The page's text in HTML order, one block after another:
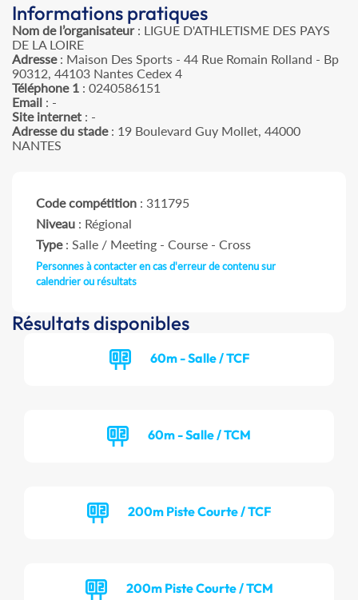
Informations pratiques
Nom de l’organisateur: LIGUE D'ATHLETISME DES PAYS
DE LA LOIRE
Adresse: Maison Des Sports - 44 Rue Romain Rolland - Bp
90312, 44103 Nantes Cedex 4
Téléphone 1 : 0240586151
Email : -
Site internet : -
Adresse du stade: 19 Boulevard Guy Mollet, 44000
NANTES
Code compétition : 311795
Niveau : Régional
Type: Salle / Meeting - Course - Cross
Personnes à contacter en cas d'erreur de contenu sur
calendrier ou résultats
Résultats disponibles
60m - Salle / TCF
60m - Salle / TCM
200m Piste Courte / TCF
200m Piste Courte / TCM